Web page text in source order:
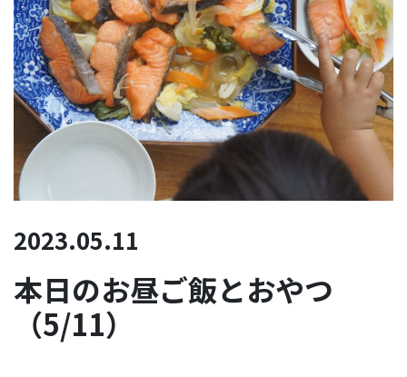
2023.05.11
本日のお昼ご飯とおやつ
（5/11）